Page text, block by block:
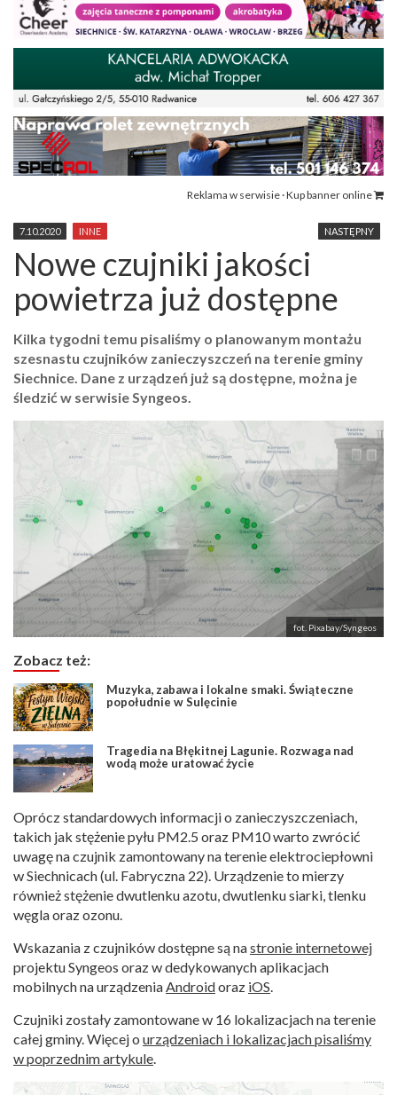
Reklama w serwisie · Kup banner online
NASTĘPNY
7.10.2020 INNE
Nowe czujniki jakości
powietrza już dostępne
Kilka tygodni temu pisaliśmy o planowanym montażu
szesnastu czujników zanieczyszczeń na terenie gminy
Siechnice. Dane z urządzeń już są dostępne, można je
śledzić w serwisie Syngeos.
fot. Pixabay/Syngeos
Zobacz też:
Muzyka, zabawa i lokalne smaki. Świąteczne
popołudnie w Sulęcinie
Tragedia na Błękitnej Lagunie. Rozwaga nad
wodą może uratować życie
Oprócz standardowych informacji o zanieczyszczeniach,
takich jak stężenie pyłu PM2.5 oraz PM10 warto zwrócić
uwagę na czujnik zamontowany na terenie elektrociepłowni
w Siechnicach (ul. Fabryczna 22). Urządzenie to mierzy
również stężenie dwutlenku azotu, dwutlenku siarki, tlenku
węgla oraz ozonu.
Wskazania z czujników dostępne są nastronie internetowej
projektu Syngeos oraz w dedykowanych aplikacjach
mobilnych na urządzeniaAndroidoraz iOS.
Czujniki zostały zamontowane w 16 lokalizacjach na terenie
całej gminy. Więcej o urządzeniach i lokalizacjach pisaliśmy
w poprzednim artykule.